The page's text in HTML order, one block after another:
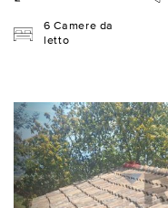
6 Camere da
letto